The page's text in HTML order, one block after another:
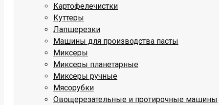
Картофелечистки
Куттеры
Лапшерезки
Машины для производства пасты
Миксеры
Миксеры планетарные
Миксеры ручные
Мясорубки
Овощерезательные и протирочные машины